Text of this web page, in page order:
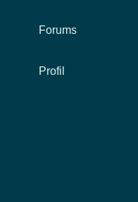
Forums
Profil